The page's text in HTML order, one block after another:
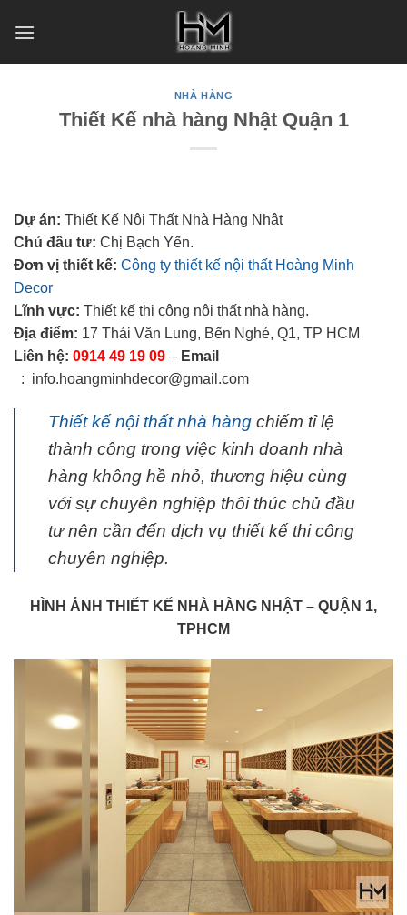
NHÀ HÀNG
Thiết Kế nhà hàng Nhật Quận 1
Dự án: Thiết Kế Nội Thất Nhà Hàng Nhật
Chủ đầu tư: Chị Bạch Yến.
Đơn vị thiết kế: Công ty thiết kế nội thất Hoàng Minh
Decor
Lĩnh vực: Thiết kế thi công nội thất nhà hàng.
Địa điểm: 17 Thái Văn Lung, Bến Nghé, Q1, TP HCM
Liên hệ: 0914 49 19 09 – Email
: info.hoangminhdecor@gmail.com
Thiết kế nội thất nhà hàng chiếm tỉ lệ
thành công trong việc kinh doanh nhà
hàng không hề nhỏ, thương hiệu cùng
với sự chuyên nghiệp thôi thúc chủ đầu
tư nên cần đến dịch vụ thiết kế thi công
chuyên nghiệp.
HÌNH ẢNH THIẾT KẾ NHÀ HÀNG NHẬT – QUẬN 1,
TPHCM